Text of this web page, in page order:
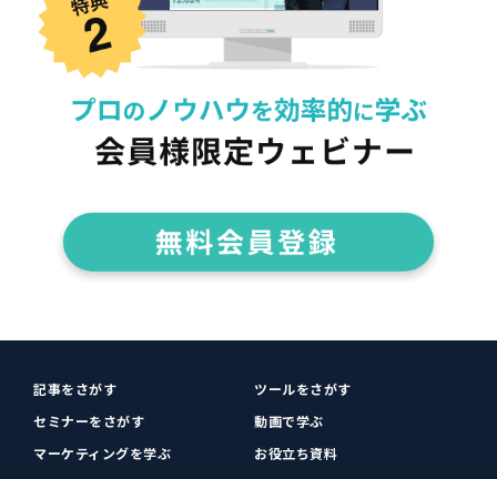
記事をさがす
ツールをさがす
セミナーをさがす
動画で学ぶ
マーケティングを学ぶ
お役立ち資料